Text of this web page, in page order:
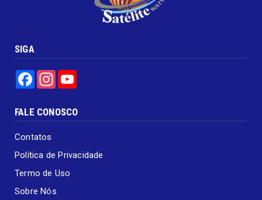
SIGA
FacebookInstagram
FALE CONOSCO
Contatos
Política de Privacidade
Termo de Uso
Sobre Nós